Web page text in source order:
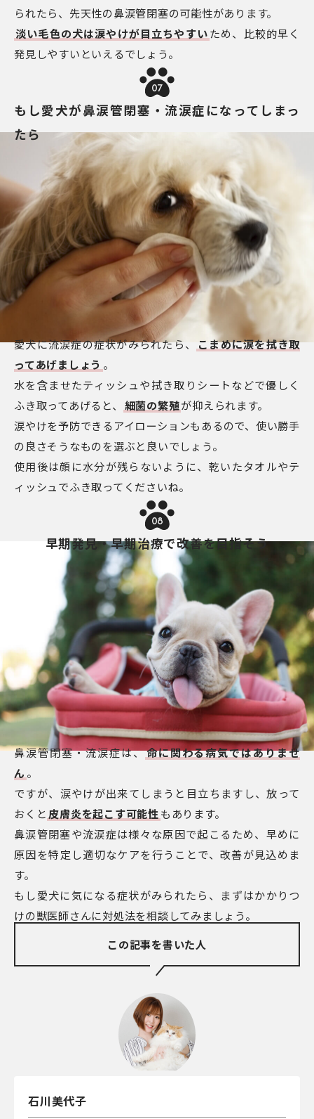
られたら、先天性の鼻涙管閉塞の可能性があります。
淡い毛色の犬は涙やけが目立ちやすいため、比較的早く
発見しやすいといえるでしょう。
07
もし愛犬が鼻涙管閉塞・流涙症になってしまっ
たら
愛犬に流涙症の症状がみられたら、
こまめに涙を拭き取
ってあげましょう 。
水を含ませたティッシュや拭き取りシートなどで優しく
ふき取ってあげると、
細菌の繁殖が抑えられます。
涙やけを予防できるアイローションもあるので、使い勝手
の良さそうなものを選ぶと良いでしょう。
使用後は顔に水分が残らないように、乾いたタオルやテ
ィッシュでふき取ってくださいね。
08
早期発見・早期治療で改善を目指そう
鼻涙管閉塞・流涙症は、命に関わる病気ではありませ
ん 。
ですが、涙やけが出来てしまうと目立ちますし、放って
おくと 皮膚炎を起こす可能性 もあります。
鼻涙管閉塞や流涙症は様々な原因で起こるため、早めに
原因を特定し適切なケアを行うことで、改善が見込めま
す。
もし愛犬に気になる症状がみられたら、まずはかかりつ
けの獣医師さんに対処法を相談してみましょう。
この記事を書いた人
石川美代子